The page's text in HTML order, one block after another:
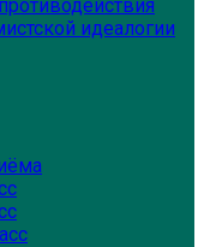
идеалогии